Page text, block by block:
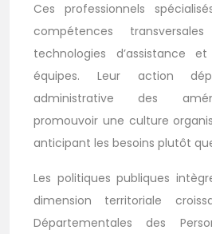
Ces professionnels
compétences
technologies d’assistance
équipes. Leur action
administrative des
promouvoir une culture
anticipant les besoins plutôt
Les politiques publiques
dimension territoriale
Départementales des